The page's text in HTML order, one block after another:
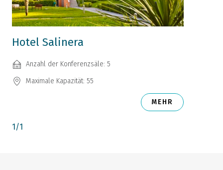
Hotel Salinera
Anzahl der Konferenzsäle: 5
Maximale Kapazität: 55
MEHR
1 /1